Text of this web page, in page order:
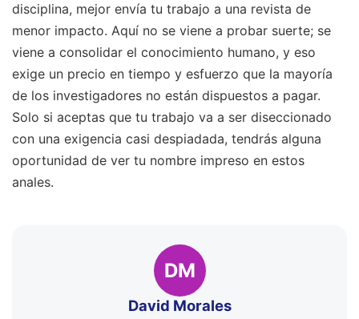
disciplina, mejor envía tu trabajo a una revista de
menor impacto. Aquí no se viene a probar suerte; se
viene a consolidar el conocimiento humano, y eso
exige un precio en tiempo y esfuerzo que la mayoría
de los investigadores no están dispuestos a pagar.
Solo si aceptas que tu trabajo va a ser diseccionado
con una exigencia casi despiadada, tendrás alguna
oportunidad de ver tu nombre impreso en estos
anales.
DM
David Morales